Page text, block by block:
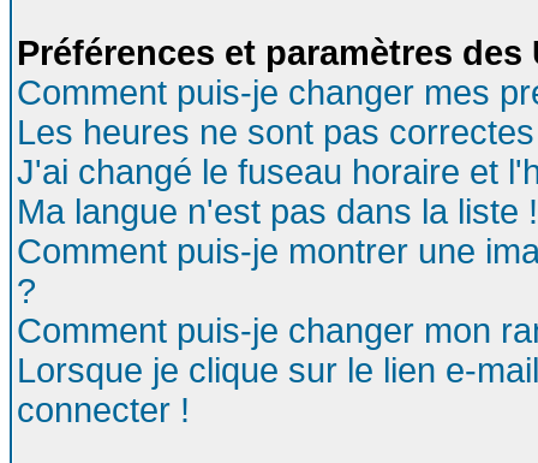
Préférences et paramètres
Comment puis-je changer mes
Les heures ne sont pas
J'ai changé le fuseau horaire et
Ma langue n'est pas dans la liste !
Comment puis-je montrer une
?
Comment puis-je changer mon
Lorsque je clique sur le lien e-
connecter !